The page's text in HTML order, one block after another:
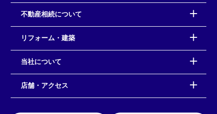
不動産相続について
リフォーム・建築
当社について
店舗・アクセス